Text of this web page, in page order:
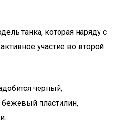
танка, которая наряду с
участие во второй
черный,
пластилин,